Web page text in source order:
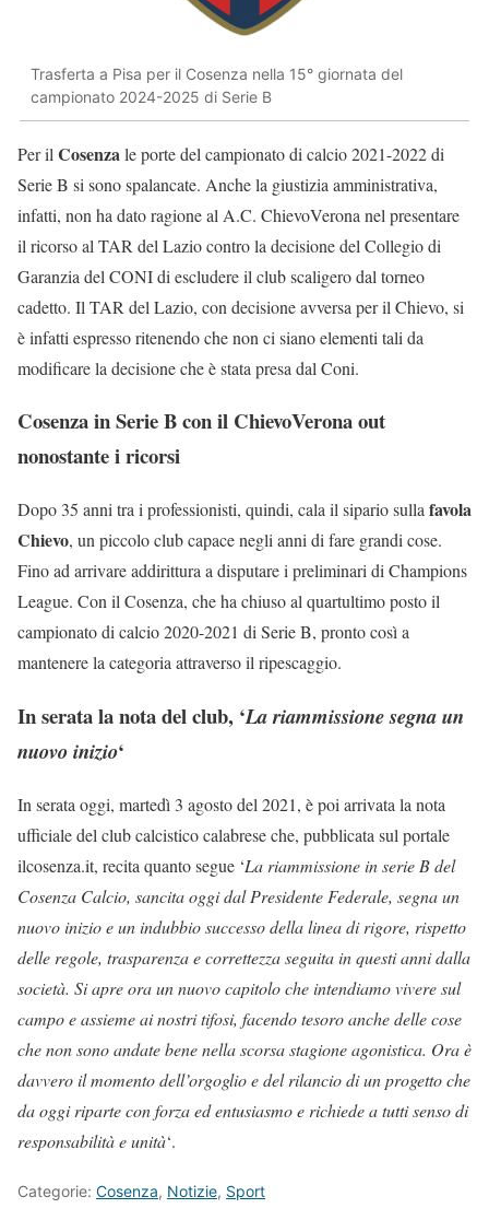
Trasferta a Pisa per il Cosenza nella 15° giornata del
campionato 2024-2025 di Serie B
Per il Cosenzale porte del campionato di calcio 2021-2022 di
Serie B si sono spalancate. Anche la giustizia amministrativa,
infatti, non ha dato ragione al A.C. ChievoVerona nel presentare
il ricorso al TAR del Lazio contro la decisione del Collegio di
Garanzia del CONI di escludere il club scaligero dal torneo
cadetto. Il TAR del Lazio, con decisione avversa per il Chievo, si
è infatti espresso ritenendo che non ci siano elementi tali da
modificare la decisione che è stata presa dal Coni.
Cosenza in Serie B con il ChievoVerona out
nonostante i ricorsi
Dopo 35 anni tra i professionisti, quindi, cala il sipario sulla favola
Chievo, un piccolo club capace negli anni di fare grandi cose.
Fino ad arrivare addirittura a disputare i preliminari di Champions
League. Con il Cosenza, che ha chiuso al quartultimo posto il
campionato di calcio 2020-2021 di Serie B, pronto così a
mantenere la categoria attraverso il ripescaggio.
In serata la nota del club, ‘La riammissione segna un
nuovo inizio‘
In serata oggi, martedì 3 agosto del 2021, è poi arrivata la nota
ufficiale del club calcistico calabrese che, pubblicata sul portale
ilcosenza.it, recita quanto segue ‘La riammissione in serie B del
Cosenza Calcio, sancita oggi dal Presidente Federale, segna un
nuovo inizio e un indubbio successo della linea di rigore, rispetto
delle regole, trasparenza e correttezza seguita in questi anni dalla
società. Si apre ora un nuovo capitolo che intendiamo vivere sul
campo e assieme ai nostri tifosi, facendo tesoro anche delle cose
che non sono andate bene nella scorsa stagione agonistica. Ora è
davvero il momento dell’orgoglio e del rilancio di un progetto che
da oggi riparte con forza ed entusiasmo e richiede a tutti senso di
responsabilità e unità‘.
Categorie: Cosenza, Notizie, Sport